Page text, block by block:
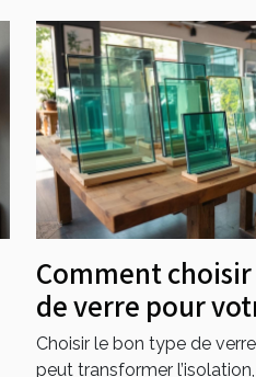
Comment
de verre pour
Choisir le bon type de
peut transformer